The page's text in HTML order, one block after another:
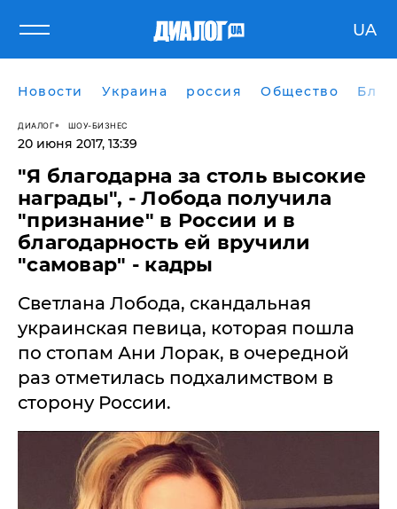
UA
Новости Украина россия Общество
ДИАЛОГ ШОУ-БИЗНЕС
20 июня 2017, 13:39
​"Я благодарна за столь высокие
награды", - Лобода получила
"признание" в России и в
благодарность ей вручили
"самовар" - кадры
Светлана Лобода, скандальная
украинская певица, которая пошла
по стопам Ани Лорак, в очередной
раз отметилась подхалимством в
сторону России.